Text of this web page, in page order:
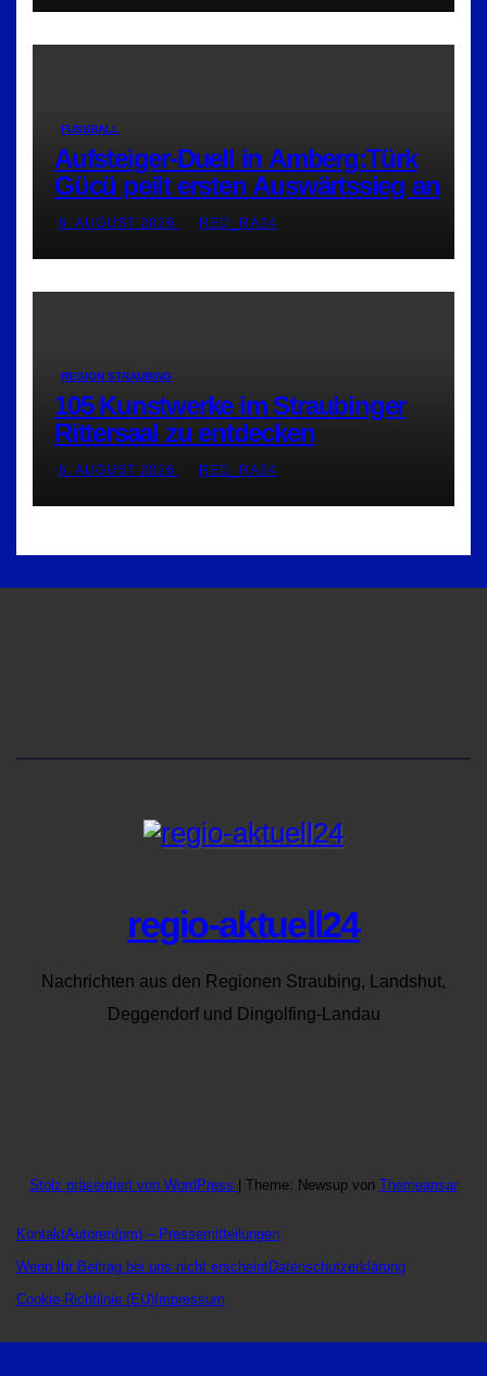
FUSSBALL
Aufsteiger-Duell in Amberg:Türk
Gücü peilt ersten Auswärtssieg an
6. AUGUST 2026 RED_RA24
REGION STRAUBING
105 Kunstwerke im Straubinger
Rittersaal zu entdecken
6. AUGUST 2026 RED_RA24
regio-aktuell24
Nachrichten aus den Regionen Straubing, Landshut,
Deggendorf und Dingolfing-Landau
Stolz präsentiert von WordPress Theme: Newsup von Themeansar
KontaktAutoren(pm) – Pressemitteilungen
Wenn Ihr Beitrag bei uns nicht erscheintDatenschutzerklärung
Cookie-Richtlinie (EU) Impressum